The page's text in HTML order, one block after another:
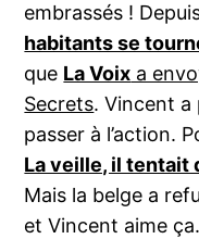
embrassés !
habitants se
que La Voix a
Secrets. Vincent a
passer à l’action.
La veille, il tentait
Mais la belge a
et Vincent aime